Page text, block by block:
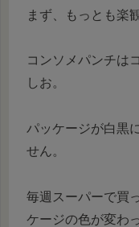
まず、もっとも楽
コンソメパンチは
しお。
パッケージが白黒
せん。
毎週スーパーで買
ケージの色が変わ